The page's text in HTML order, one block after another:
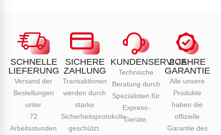
SCHNELLE
LIEFERUNG
Versand der
Bestellungen
unter
72
Arbeitsstunden
SICHERE
ZAHLUNG
Transaktionen
werden durch
starke
Sicherheitsprotokolle
geschützt.
KUNDENSERVICE
Technische
Beratung durch
Spezialisten für
Express-
Geräte.
2 JAHRE
GARANTIE
Alle unsere
Produkte
haben die
offizielle
Garantie des